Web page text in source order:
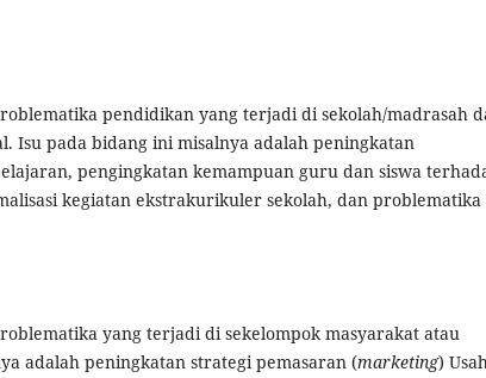
pendidikan yang terjadi di sekolah/madrasah
Isu pada bidang ini misalnya adalah peningkatan
pengingkatan kemampuan guru dan siswa
kegiatan ekstrakurikuler sekolah, dan problematika
yang terjadi di sekelompok masyarakat atau
adalah peningkatan strategi pemasaran (marketing)